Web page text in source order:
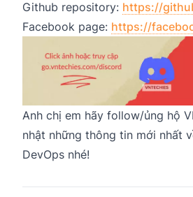
Github repository: https://
Facebook page: https://
Anh chị em hãy follow/ủng hộ
nhật những thông tin mới nhất
DevOps nhé!